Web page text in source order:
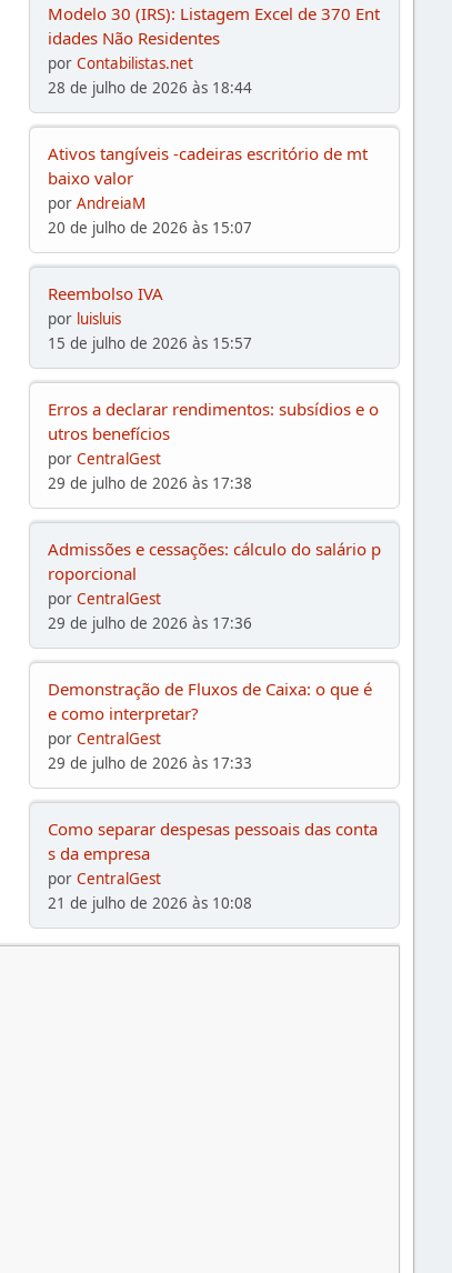
Modelo 30 (IRS): Listagem Excel de 370 Ent
idades Não Residentes
porContabilistas.net
28 de julho de 2026 às 18:44
Ativos tangíveis -cadeiras escritório de mt
baixo valor
porAndreiaM
20 de julho de 2026 às 15:07
Reembolso IVA
por luisluis
15 de julho de 2026 às 15:57
Erros a declarar rendimentos: subsídios e o
utros benefícios
porCentralGest
29 de julho de 2026 às 17:38
Admissões e cessações: cálculo do salário p
roporcional
porCentralGest
29 de julho de 2026 às 17:36
Demonstração de Fluxos de Caixa: o que é
e como interpretar?
porCentralGest
29 de julho de 2026 às 17:33
Como separar despesas pessoais das conta
s da empresa
porCentralGest
21 de julho de 2026 às 10:08